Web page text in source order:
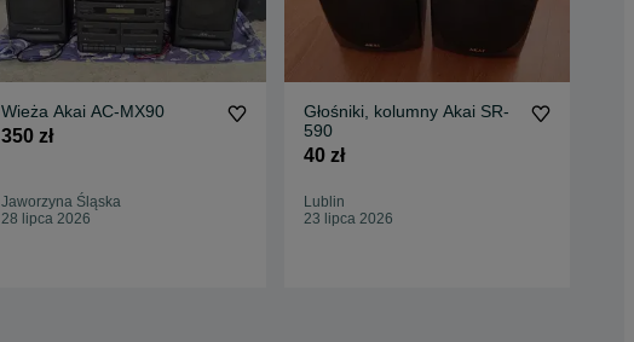
Wieża Akai AC-MX90
350 zł
Jaworzyna Śląska
28 lipca 2026
Głośniki, kolumny Akai SR-
590
40 zł
Lublin
23 lipca 2026